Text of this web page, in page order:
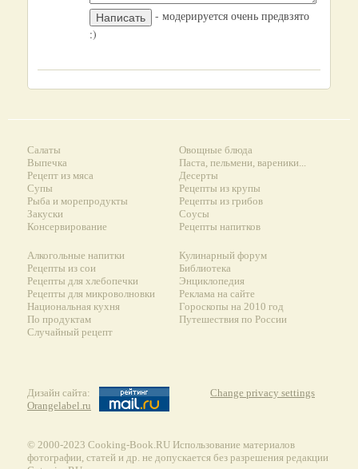
- модерируется очень предвзято
:)
Салаты
Выпечка
Рецепт из мяса
Супы
Рыба и морепродукты
Закуски
Консервирование
Овощные блюда
Паста, пельмени, вареники...
Десерты
Рецепты из крупы
Рецепты из грибов
Соусы
Рецепты напитков
Алкогольные напитки
Рецепты из сои
Рецепты для хлебопечки
Рецепты для микроволновки
Национальная кухня
По продуктам
Случайный рецепт
Кулинарный форум
Библиотека
Энциклопедия
Реклама на сайте
Гороскопы на 2010 год
Путешествия по России
Дизайн сайта:
Orangelabel.ru
Change privacy settings
© 2000-2023 Сooking-Book.RU Использование материалов
фотографии, статей и др. не допускается без разрешения редакции